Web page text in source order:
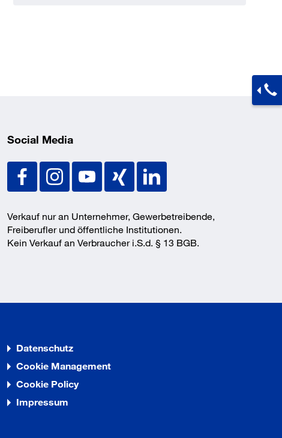
Social Media
Verkauf nur an Unternehmer, Gewerbetreibende,
Freiberufler und öffentliche Institutionen.
Kein Verkauf an Verbraucher i.S.d. § 13 BGB.
Datenschutz
Cookie Management
Cookie Policy
Impressum